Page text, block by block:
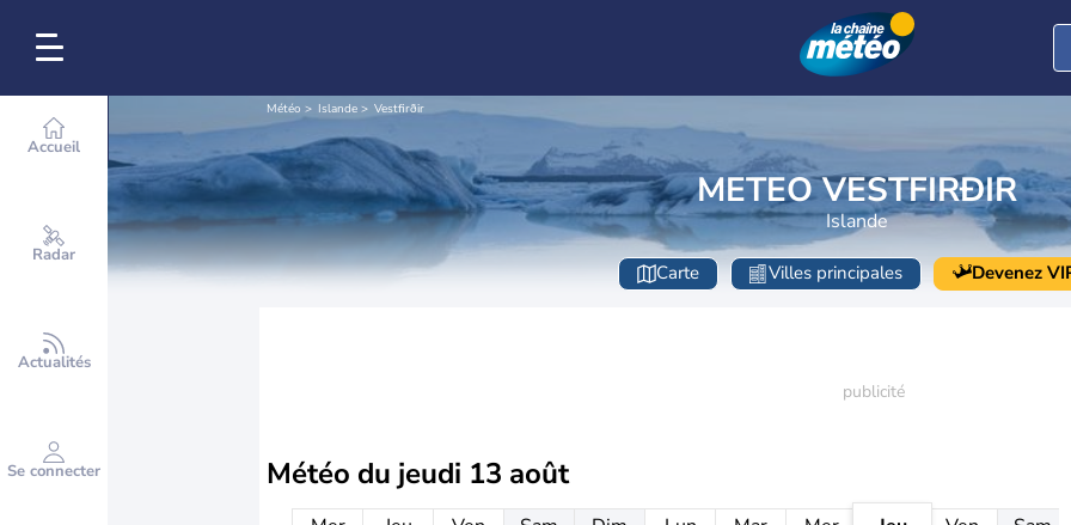
Accueil
Radar
Actualités
Se connecter
Météo Islande Vestfirðir
METEO VESTFIRÐIR
Islande
Carte Villes principales Devenez
Météo du jeudi 13 août